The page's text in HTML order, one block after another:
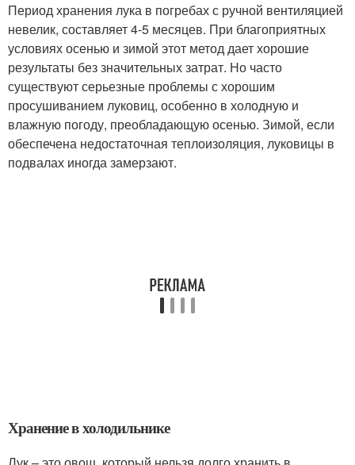
Период хранения лука в погребах с ручной вентиляцией
невелик, составляет 4-5 месяцев. При благоприятных
условиях осенью и зимой этот метод дает хорошие
результаты без значительных затрат. Но часто
существуют серьезные проблемы с хорошим
просушиванием луковиц, особенно в холодную и
влажную погоду, преобладающую осенью. Зимой, если
обеспечена недостаточная теплоизоляция, луковицы в
подвалах иногда замерзают.
Хранение в холодильнике